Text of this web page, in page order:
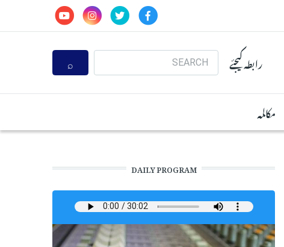
رابطہ کیجئے
Search
مکالمہ
DAILY PROGRAM